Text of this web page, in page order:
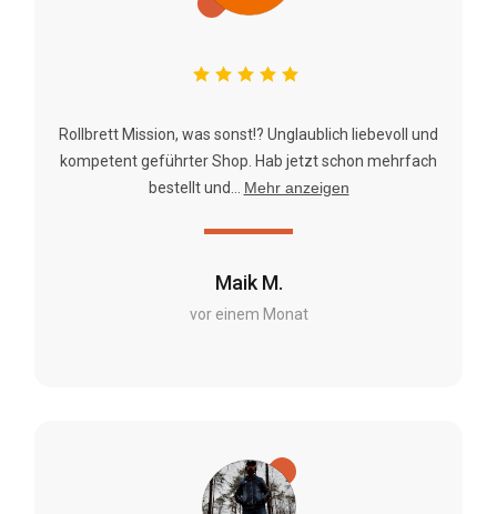
Maik M.
vor einem Monat
Rollbrett Mission, was sonst!? Unglaublich liebevoll und
kompetent geführter Shop. Hab jetzt schon mehrfach
bestellt und...
Mehr anzeigen